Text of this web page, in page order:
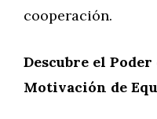
cooperación.
Descubre el
Motivación de